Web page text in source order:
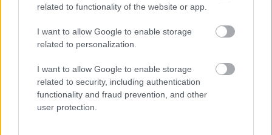
related to functionality of the website or app.
I want to allow Google to enable storage
related to personalization.
I want to allow Google to enable storage
related to security, including authentication
functionality and fraud prevention, and other
user protection.
Elolvasom
Itt állíthatod be, hogy a Csakfoci az elsők
között legyen a Google-találatokban